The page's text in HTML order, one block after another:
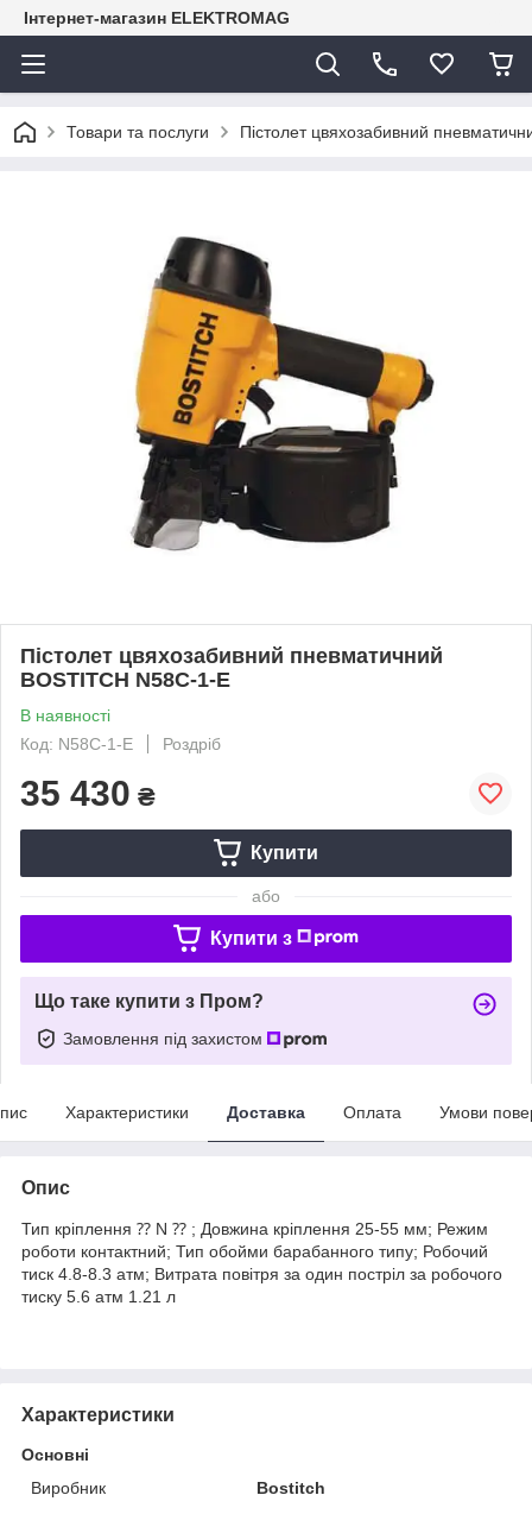
Інтернет-магазин ELEKTROMAG
Товари та послуги Пістолет цвяхозабивний
Пістолет цвяхозабивний пневматичний
BOSTITCH N58C-1-E
В наявності
Код: N58C-1-E
Роздріб
35 430 ₴
Купити
або
Купити з
Що таке купити з Пром?
Замовлення під захистом
Характеристики Доставка Оплата Умови
Опис
Тип кріплення ⁇ N ⁇ ; Довжина кріплення 25-55 мм; Режим
роботи контактний; Тип обойми барабанного типу; Робочий
тиск 4.8-8.3 атм; Витрата повітря за один постріл за робочого
тиску 5.6 атм 1.21 л
Характеристики
Основні
Виробник
Bostitch